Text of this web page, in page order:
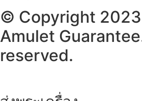
© Copyright
Amulet
reserved.